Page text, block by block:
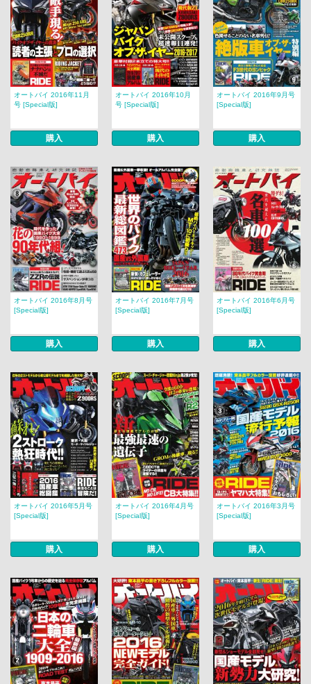
オートバイ 2016年11月
号 [Special版]
購入
オートバイ 2016年10月
号 [Special版]
購入
オートバイ 2016年9月号
[Special版]
購入
オートバイ 2016年8月号
[Special版]
購入
オートバイ 2016年7月号
[Special版]
購入
オートバイ 2016年6月号
[Special版]
購入
オートバイ 2016年5月号
[Special版]
購入
オートバイ 2016年4月号
[Special版]
購入
オートバイ 2016年3月号
[Special版]
購入